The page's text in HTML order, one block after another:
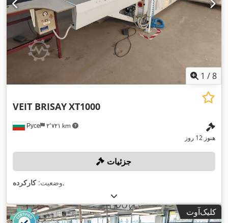
1 /8
Русе ۲٬۷۲۱ km
VEIT BRISAYXT1000
هنوز 12 روز
جزئیات
وضعیت:کارکرده ,
کلیک‌آوت